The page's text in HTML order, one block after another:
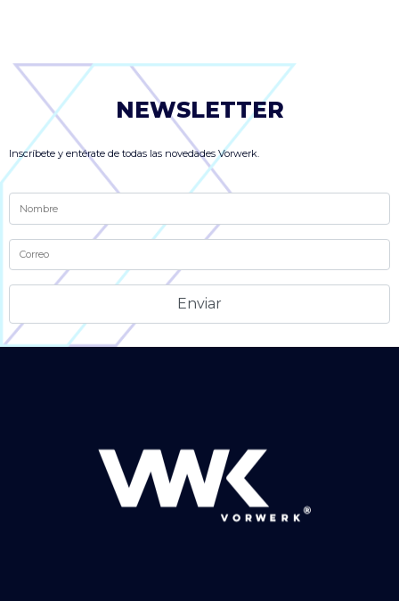
NEWSLETTER
Inscríbete y entérate de todas las novedades Vorwerk.
Alternative: